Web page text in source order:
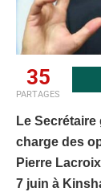
35
PARTAGES
Le
charge des
Pierre
7 juin à